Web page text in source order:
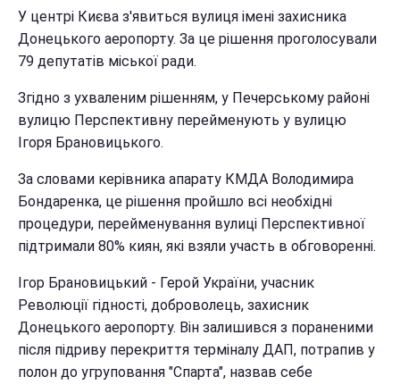
У центрі Києва з'явиться вулиця імені захисника
Донецького аеропорту. За це рішення проголосували
79 депутатів міської ради.
Згідно з ухваленим рішенням, у Печерському районі
вулицю Перспективну перейменують у вулицю
Ігоря Брановицького.
За словами керівника апарату КМДА Володимира
Бондаренка, це рішення пройшло всі необхідні
процедури, перейменування вулиці Перспективної
підтримали 80% киян, які взяли участь в обговоренні.
Ігор Брановицький - Герой України, учасник
Революції гідності, доброволець, захисник
Донецького аеропорту. Він залишився з пораненими
після підриву перекриття терміналу ДАП, потрапив у
полон до угруповання "Спарта", назвав себе